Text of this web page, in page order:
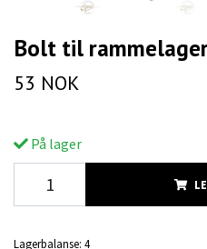
Bolt til
53 NOK
På lager
Lagerbalanse: 4